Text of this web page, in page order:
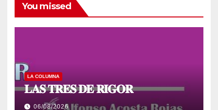
You missed
LA COLUMNA
𝐋𝐀𝐒 𝐓𝐑𝐄𝐒 𝐃𝐄 𝐑𝐈𝐆𝐎𝐑
06/08/2026